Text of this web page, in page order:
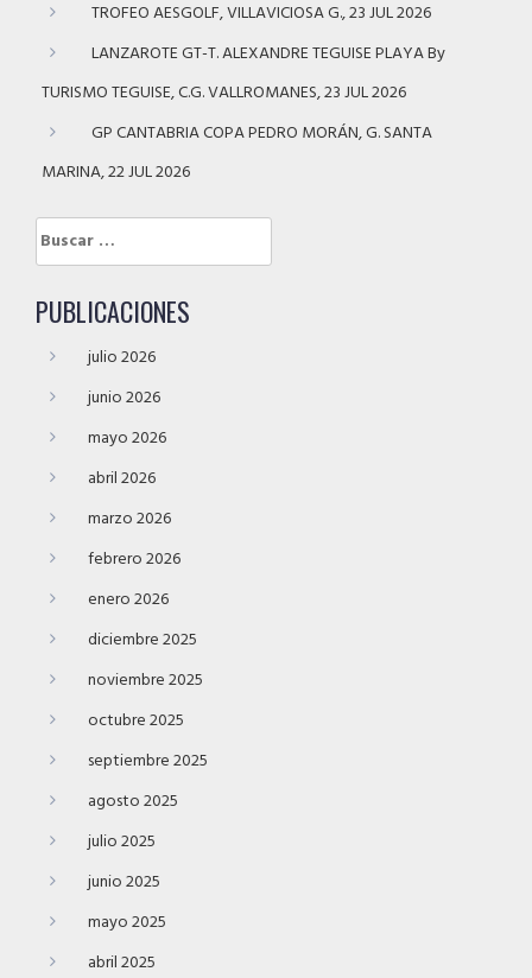
TROFEO AESGOLF, VILLAVICIOSA G., 23 JUL 2026
LANZAROTE GT-T. ALEXANDRE TEGUISE PLAYA By
TURISMO TEGUISE, C.G. VALLROMANES, 23 JUL 2026
GP CANTABRIA COPA PEDRO MORÁN, G. SANTA
MARINA, 22 JUL 2026
Buscar:
PUBLICACIONES
julio 2026
junio 2026
mayo 2026
abril 2026
marzo 2026
febrero 2026
enero 2026
diciembre 2025
noviembre 2025
octubre 2025
septiembre 2025
agosto 2025
julio 2025
junio 2025
mayo 2025
abril 2025